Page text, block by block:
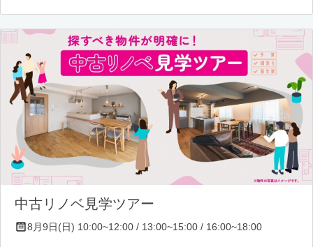
中古リノベ見学ツアー
8月9日(日) 10:00~12:00 / 13:00~15:00 / 16:00~18:00